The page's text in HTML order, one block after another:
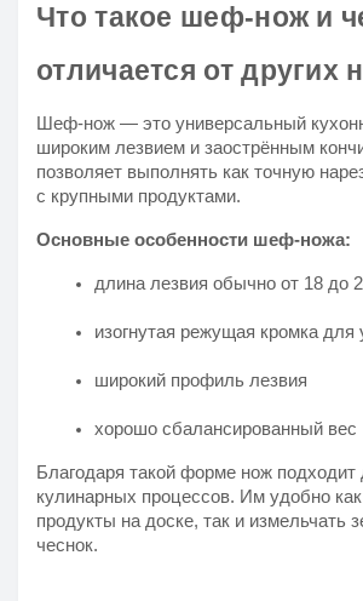
Что такое шеф-нож и
отличается от других
Шеф-нож — это универсальный
широким лезвием и заострённым
позволяет выполнять как точную
с крупными продуктами.
Основные особенности шеф-ножа:
длина лезвия обычно от 18 до
изогнутая режущая кромка для
широкий профиль лезвия
хорошо сбалансированный вес
Благодаря такой форме нож подходит
кулинарных процессов. Им удобно как
продукты на доске, так и измельчать
чеснок.